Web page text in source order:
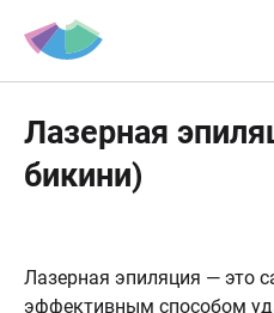
Лазерная
бикини)
Лазерная эпиляция — это
эффективным способом